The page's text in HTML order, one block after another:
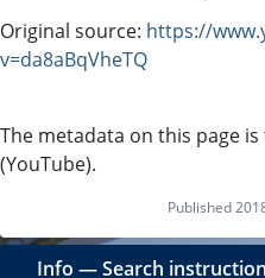
Original source: https://
v=da8aBqVheTQ
The metadata on this page
(YouTube).
Published
Info ―Search